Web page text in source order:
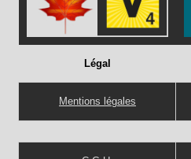
Légal
Mentions légales